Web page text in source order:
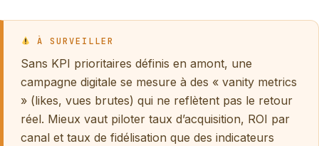
À SURVEILLER
Sans KPI prioritaires définis en amont, une
campagne digitale se mesure à des « vanity metrics
» (likes, vues brutes) qui ne reflètent pas le retour
réel. Mieux vaut piloter taux d’acquisition, ROI par
canal et taux de fidélisation que des indicateurs